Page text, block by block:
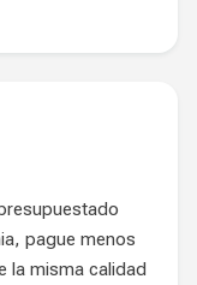
pague menos
la misma calidad